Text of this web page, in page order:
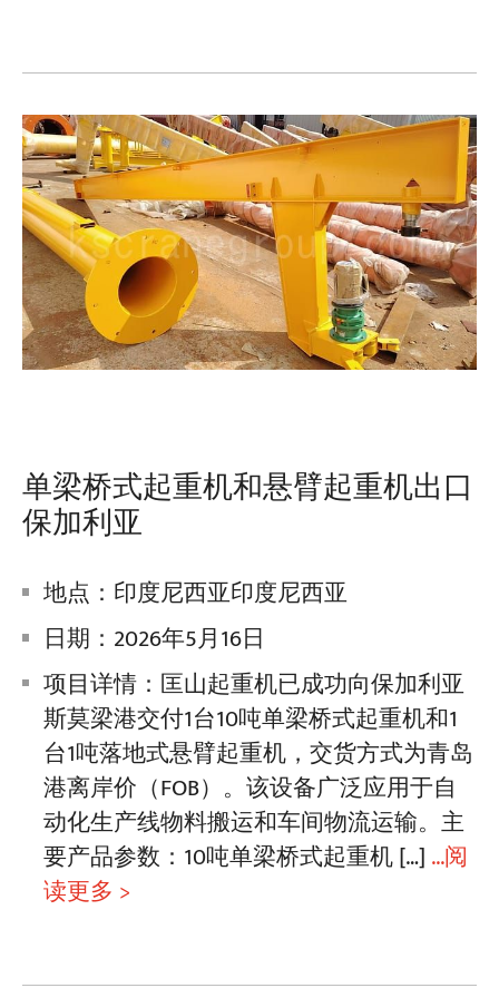
单梁桥式起重机和悬臂起重机出口
保加利亚
地点：印度尼西亚印度尼西亚
日期：2026年5月16日
项目详情：匡山起重机已成功向保加利亚
斯莫梁港交付1台10吨单梁桥式起重机和1
台1吨落地式悬臂起重机，交货方式为青岛
港离岸价（FOB）。该设备广泛应用于自
动化生产线物料搬运和车间物流运输。主
要产品参数：10吨单梁桥式起重机 […] ...阅
读更多 >